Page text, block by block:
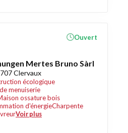
Mertes Bruno Sàrl
Clervaux
écologique
menuiserie
ossature bois
d'énergieCharpente
Voir plus
Ouvert